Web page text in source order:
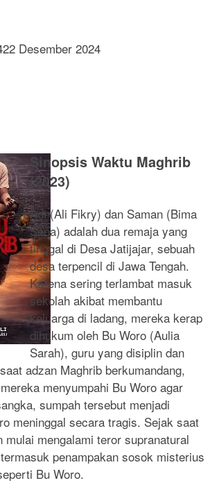
22 Desember 2024
Sinopsis Waktu Maghrib
(2023)
Adi (Ali Fikry) dan Saman (Bima
Sena) adalah dua remaja yang
tinggal di Desa Jatijajar, sebuah
desa terpencil di Jawa Tengah.
Karena sering terlambat masuk
sekolah akibat membantu
keluarga di ladang, mereka kerap
dihukum oleh Bu Woro (Aulia
Sarah), guru yang disiplin dan
adzan Maghrib berkumandang,
menyumpahi Bu Woro agar
sumpah tersebut menjadi
meninggal secara tragis. Sejak saat
mulai mengalami teror supranatural
penampakan sosok misterius
Bu Woro.